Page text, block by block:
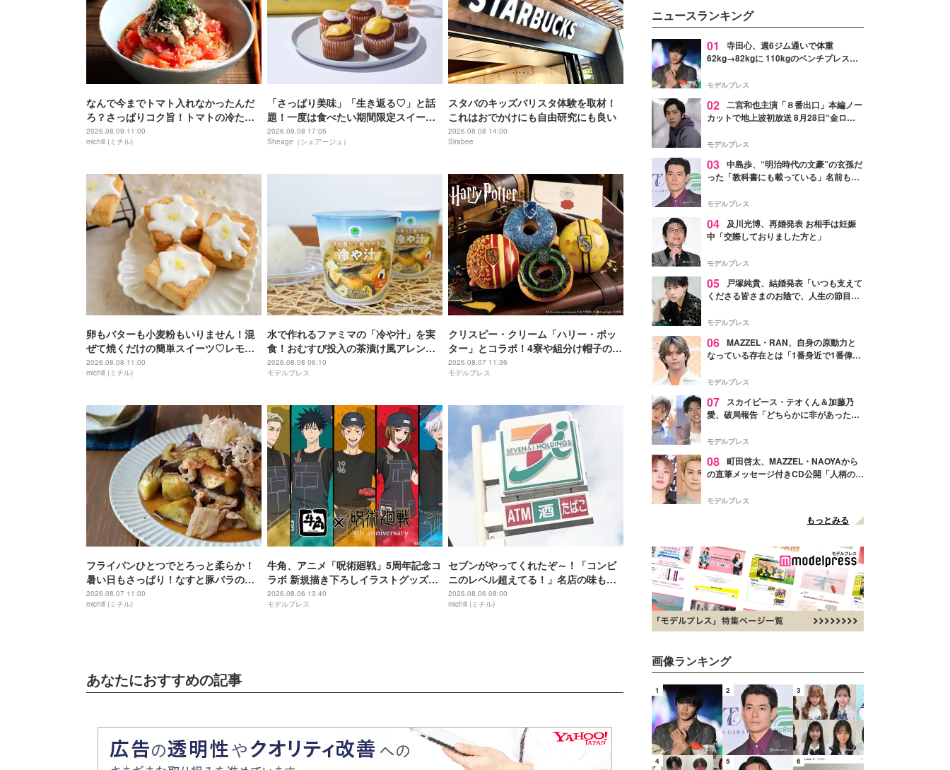
なんで今までトマト入れなかったんだ
ろ？さっぱりコク旨！トマトの冷たい
麺レシピ4選
2026.08.09 11:00
michill (ミチル)
「さっぱり美味」「生き返る♡」と話
題！一度は食べたい期間限定スイーツ
特集
2026.08.08 17:05
Sheage（シェアージュ）
スタバのキッズバリスタ体験を取材！
これはおでかけにも自由研究にも良い
2026.08.08 14:00
Sirabee
卵もバターも小麦粉もいりません！混
ぜて焼くだけの簡単スイーツ♡レモン
の米粉スコーンのレシピ
2026.08.08 11:00
michill (ミチル)
水で作れるファミマの「冷や汁」を実
食！おむすび投入の茶漬け風アレンジ
でも美味しく夏バテ対策
2026.08.08 06:10
モデルプレス
クリスピー・クリーム「ハリー・ポッ
ター」とコラボ！4寮や組分け帽子のド
ーナツ＆“金のスニッチ”ラテ
2026.08.07 11:36
モデルプレス
フライパンひとつでとろっと柔らか！
暑い日もさっぱり！なすと豚バラのや
みつきポン酢炒め
2026.08.07 11:00
michill (ミチル)
牛角、アニメ「呪術廻戦」5周年記念コ
ラボ 新規描き下ろしイラストグッズ付
きメニュー登場
2026.08.06 13:40
モデルプレス
セブンがやってくれたぞ～！「コンビ
ニのレベル超えてる！」名店の味も楽
しめる本格カレーフェス
2026.08.06 08:00
michill (ミチル)
あなたにおすすめの記事
して、“髪そのものの美しさ”に改
めて注目する人が増えている様
子。今回は、そんな憧れの艶やか
な髪を日常で叶える、美容好きの
ます。
ニュースランキング
01
寺田心、週6ジム通いで体重
62kg→82kgに 110kgのベンチプレス持
「かっこいい」と反響
モデルプレス
02 二宮和也主演「８番出口」本編ノー
カットで地上波初放送 8月28日“金ロ
モデルプレス
03 中島歩、“明治時代の文豪”の玄孫だ
った「教科書にも載っている」名前も先
モデルプレス
04 及川光博、再婚発表 お相手は妊娠
中「交際しておりました方と」
モデルプレス
05
戸塚純貴、結婚発表「いつも支えて
くださる皆さまのお陰で、人生の節目を
す」【全文】
モデルプレス
06 MAZZEL・RAN、自身の原動力と
なっている存在とは「1番身近で1番偉大
モデルプレス
07
スカイピース・テオくん＆加藤乃
愛、破局報告「どちらかに非があったわ
モデルプレス
08 町田啓太、MAZZEL・NAOYAから
の直筆メッセージ付きCD公開「人柄の良
モデルプレス
もっとみる
画像ランキング
1 2 3
4 5 6